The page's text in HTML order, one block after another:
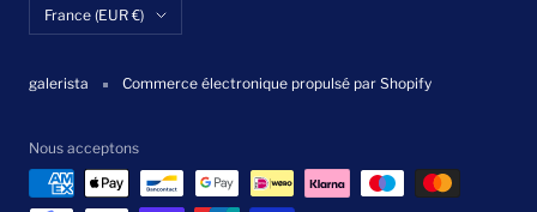
Pays/région
France (EUR €)
galerista Commerce électronique propulsé par Shopify
Nous acceptons